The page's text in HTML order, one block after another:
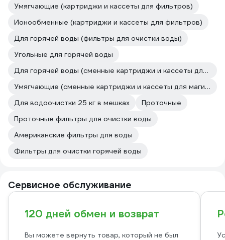
Умягчающие (картриджи и кассеты для фильтров)
Ионообменные (картриджи и кассеты для фильтров)
Для горячей воды (фильтры для очистки воды)
Угольные для горячей воды
Для горячей воды (сменные картриджи и кассеты для магистральных фильтров и проточных систем)
Умягчающие (сменные картриджи и кассеты для магистральных фильтров и проточных систем)
Для водоочистки 25 кг в мешках
Проточные
Проточные фильтры для очистки воды
Американские фильтры для воды
Фильтры для очистки горячей воды
Сервисное обслуживание
120 дней обмен и возврат
Вы можете вернуть товар, который не был